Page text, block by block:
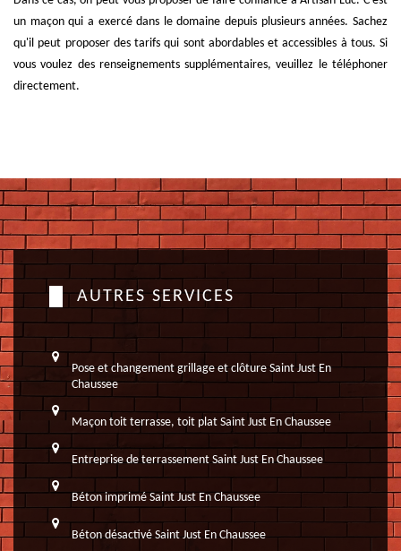
un maçon qui a exercé dans le domaine depuis plusieurs années. Sachez
qu'il peut proposer des tarifs qui sont abordables et accessibles à tous. Si
vous voulez des renseignements supplémentaires, veuillez le téléphoner
directement.
AUTRES SERVICES
Pose et changement grillage et clôture Saint Just En
Chaussee
Maçon toit terrasse, toit plat Saint Just En Chaussee
Entreprise de terrassement Saint Just En Chaussee
Béton imprimé Saint Just En Chaussee
Béton désactivé Saint Just En Chaussee